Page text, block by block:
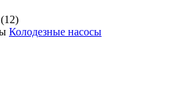
Колодезные насосы